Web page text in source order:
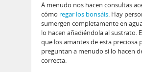
A menudo nos hacen consultas
cómo regar los bonsáis. Hay
sumergen completamente en
lo hacen añadiéndola al sustrato.
que los amantes de esta preciosa
preguntan a menudo si lo hacen
correcta.